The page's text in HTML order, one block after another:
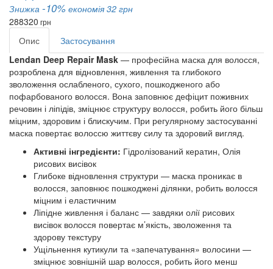
Знижка -10% економія 32 грн
288320 грн
Опис
Застосування
Lendan Deep Repair Mask — професійна маска для волосся,
розроблена для відновлення, живлення та глибокого
зволоження ослабленого, сухого, пошкодженого або
пофарбованого волосся. Вона заповнює дефіцит поживних
речовин і ліпідів, зміцнює структуру волосся, робить його більш
міцним, здоровим і блискучим. При регулярному застосуванні
маска повертає волоссю життєву силу та здоровий вигляд.
Активні інгредієнти: Гідролізований кератин, Олія
рисових висівок
Глибоке відновлення структури — маска проникає в
волосся, заповнює пошкоджені ділянки, робить волосся
міцним і еластичним
Ліпідне живлення і баланс — завдяки олії рисових
висівок волосся повертає м’якість, зволоження та
здорову текстуру
Ущільнення кутикули та «запечатування» волосини —
зміцнює зовнішній шар волосся, робить його менш